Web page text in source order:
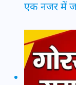
एक नजर में